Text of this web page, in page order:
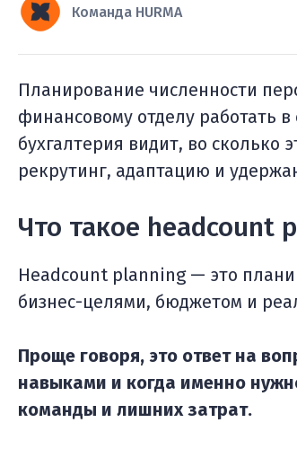
Команда HURMA
Планирование численности
финансовому отделу работать
бухгалтерия видит, во сколько
рекрутинг, адаптацию и
Что такое headcount
Headcount planning — это
бизнес-целями, бюджетом и
Проще говоря, это ответ на
навыками и когда именно
команды и лишних затрат.